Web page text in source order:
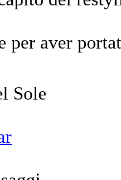
per aver
Sole